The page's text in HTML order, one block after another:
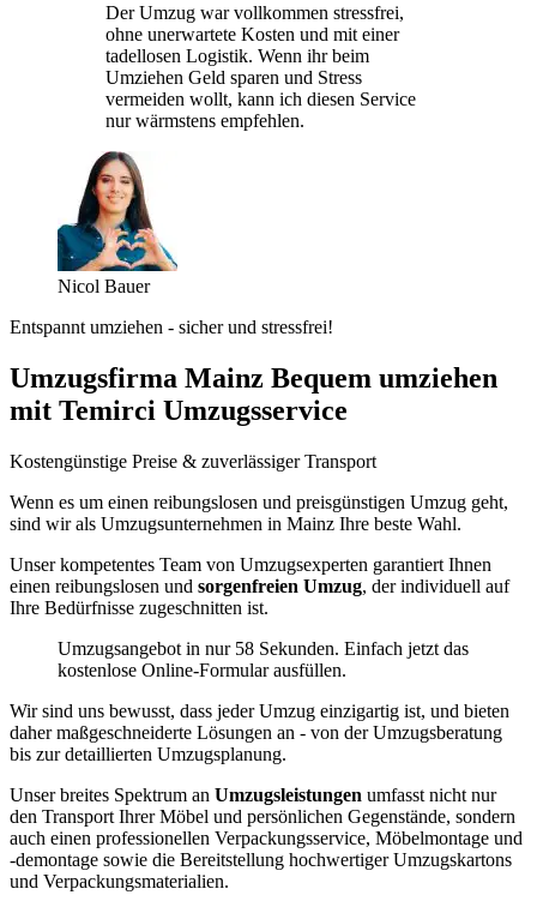
Der Umzug war vollkommen stressfrei,
ohne unerwartete Kosten und mit einer
tadellosen Logistik. Wenn ihr beim
Umziehen Geld sparen und Stress
vermeiden wollt, kann ich diesen Service
nur wärmstens empfehlen.
Nicol Bauer
Entspannt umziehen - sicher und stressfrei!
Umzugsfirma Mainz Bequem umziehen
mit Temirci Umzugsservice
Kostengünstige Preise & zuverlässiger Transport
Wenn es um einen reibungslosen und preisgünstigen Umzug geht,
sind wir als Umzugsunternehmen in Mainz Ihre beste Wahl.
Unser kompetentes Team von Umzugsexperten garantiert Ihnen
einen reibungslosen und sorgenfreien Umzug, der individuell auf
Ihre Bedürfnisse zugeschnitten ist.
Umzugsangebot in nur 58 Sekunden. Einfach jetzt das
kostenlose Online-Formular ausfüllen.
Wir sind uns bewusst, dass jeder Umzug einzigartig ist, und bieten
daher maßgeschneiderte Lösungen an - von der Umzugsberatung
bis zur detaillierten Umzugsplanung.
Unser breites Spektrum an Umzugsleistungen umfasst nicht nur
den Transport Ihrer Möbel und persönlichen Gegenstände, sondern
auch einen professionellen Verpackungsservice, Möbelmontage und
-demontage sowie die Bereitstellung hochwertiger Umzugskartons
und Verpackungsmaterialien.